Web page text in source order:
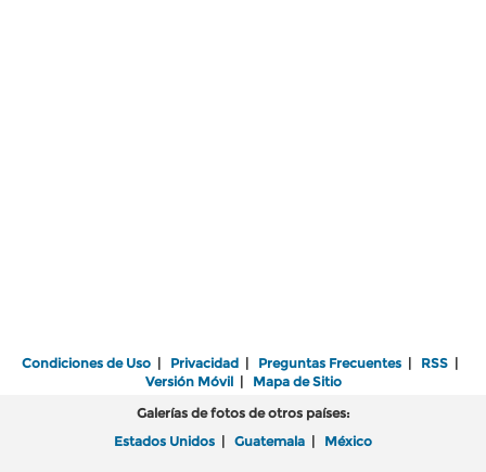
Condiciones de Uso | Privacidad | Preguntas Frecuentes | RSS |
Versión Móvil| Mapa de Sitio
Galerías de fotos de otros países:
Estados Unidos | Guatemala | México